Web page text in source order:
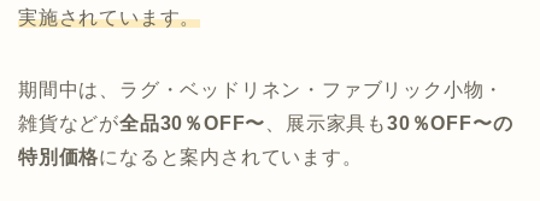
実施されています。
期間中は、ラグ・ベッドリネン・ファブリック小物・
雑貨などが全品30％OFF〜 、展示家具も30％OFF〜の
特別価格になると案内されています。